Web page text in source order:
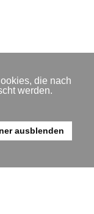
die nach
werden.
ausblenden